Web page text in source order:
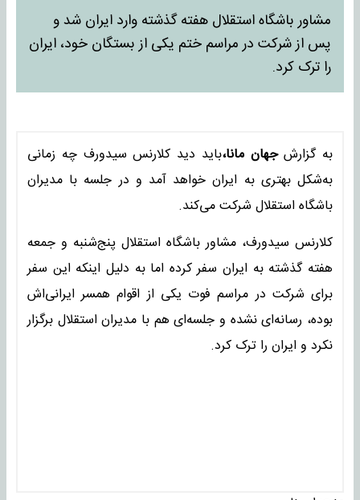
مشاور باشگاه استقلال هفته گذشته وارد ایران شد و
پس از شرکت در مراسم ختم یکی از بستگان خود، ایران
را ترک کرد.
به گزارشجهان مانا،باید دید کلارنس سیدورف چه زمانی
به‌شکل بهتری به ایران خواهد آمد و در جلسه با مدیران
باشگاه استقلال شرکت می‌کند.
کلارنس سیدورف، مشاور باشگاه استقلال پنج‌شنبه و جمعه
هفته گذشته به ایران سفر کرده اما به دلیل اینکه این سفر
برای شرکت در مراسم فوت یکی از اقوام همسر ایرانی‌اش
بوده، رسانه‌ای نشده و جلسه‌ای هم با مدیران استقلال برگزار
نکرد و ایران را ترک کرد.